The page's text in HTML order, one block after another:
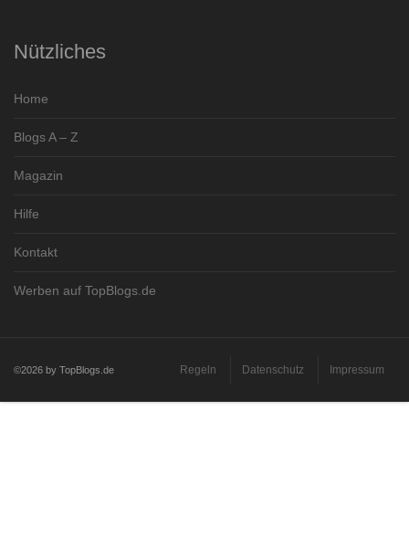
Nützliches
Home
Blogs A – Z
Magazin
Hilfe
Kontakt
Werben auf TopBlogs.de
©2026 by TopBlogs.de Regeln Datenschutz Impressum